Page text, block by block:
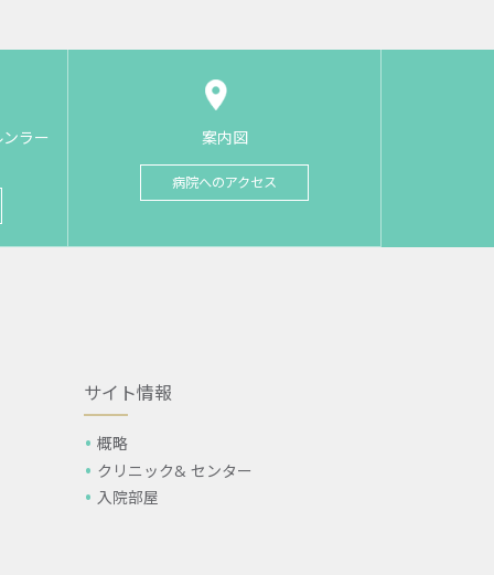
ラー 案内図
病院へのアクセス
サイト情報
概略
クリニック& センター
入院部屋